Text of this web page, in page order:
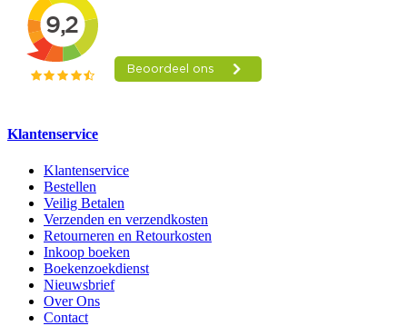
Klantenservice
Klantenservice
Bestellen
Veilig Betalen
Verzenden en verzendkosten
Retourneren en Retourkosten
Inkoop boeken
Boekenzoekdienst
Nieuwsbrief
Over Ons
Contact